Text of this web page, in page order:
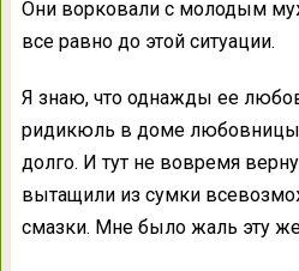
Они ворковали с молодым
все равно до этой ситуации.
Я знаю, что однажды ее
ридикюль в доме
долго. И тут не вовремя
вытащили из сумки
смазки. Мне было жаль эту